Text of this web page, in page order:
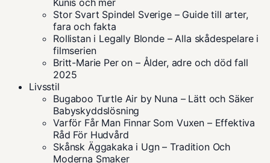
Kunis och mer
Stor Svart Spindel Sverige – Guide till arter,
fara och fakta
Rollistan i Legally Blonde – Alla skådespelare i
filmserien
Britt-Marie Per on – Ålder, adre och död fall
2025
Livsstil
Bugaboo Turtle Air by Nuna – Lätt och Säker
Babyskyddslösning
Varför Får Man Finnar Som Vuxen – Effektiva
Råd För Hudvård
Skånsk Äggakaka i Ugn – Tradition Och
Moderna Smaker